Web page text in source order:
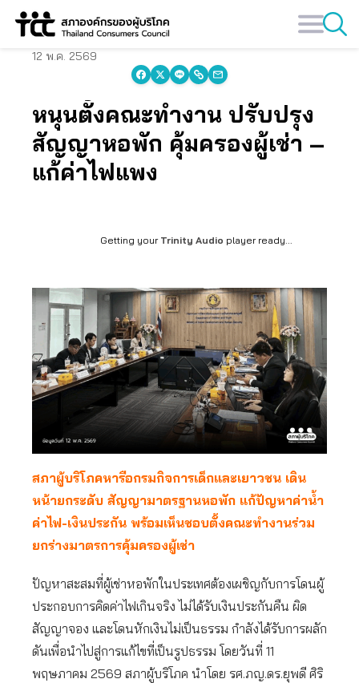
Skip
12 พ.ค. 2569
หนุนตั้งคณะทำงาน ปรับปรุง
สัญญาหอพัก คุ้มครองผู้เช่า –
แก้ค่าไฟแพง
Getting your Trinity Audio player ready...
สภาผู้บริโภคหารือกรมกิจการเด็กและเยาวชน เดิน
หน้ายกระดับ สัญญามาตรฐานหอพัก แก้ปัญหาค่าน้ำ
ค่าไฟ-เงินประกัน พร้อมเห็นชอบตั้งคณะทำงานร่วม
ยกร่างมาตรการคุ้มครองผู้เช่า
ปัญหาสะสมที่ผู้เช่าหอพักในประเทศต้องเผชิญกับการโดนผู้
ประกอบการคิดค่าไฟเกินจริง ไม่ได้รับเงินประกันคืน ผิด
สัญญาจอง และโดนหักเงินไม่เป็นธรรม กำลังได้รับการผลัก
ดันเพื่อนำไปสู่การแก้ไขที่เป็นรูปธรรม โดยวันที่ 11
พฤษภาคม 2569 สภาผู้บริโภค นำโดย รศ.ภญ.ดร.ยุพดี ศิริ